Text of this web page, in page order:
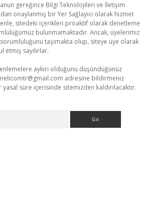
gereğince Bilgi Teknolojileri ve İletişim
onaylanmış bir Yer Sağlayıcı olarak hizmet
sitedeki içerikleri proaktif olarak denetleme
bulunmamaktadır. Ancak, üyelerimiz
taşımakta olup, siteye üye olarak
etmiş sayılırlar.
aykırı olduğunu düşündüğünüz
adresine bildirmeniz
süre içerisinde sitemizden kaldırılacaktır.